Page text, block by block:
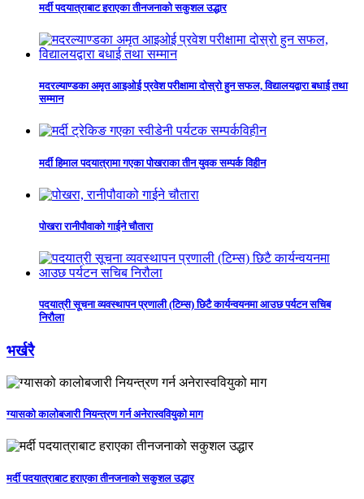
मर्दी पदयात्राबाट हराएका तीनजनाको सकुशल उद्धार
मदरल्याण्डका अमृत आइओई प्रवेश परीक्षामा दोस्रो हुन सफल, विद्यालयद्वारा बधाई तथा
सम्मान
मर्दी हिमाल पदयात्रामा गएका पोखराका तीन युवक सम्पर्क विहीन
पोखरा रानीपौवाको गाईने चौतारा
पदयात्री सूचना व्यवस्थापन प्रणाली (टिम्स) छिटै कार्यन्वयनमा आउछ पर्यटन सचिब
निरौला
भर्खरै
ग्यासको कालोबजारी नियन्त्रण गर्न अनेरास्ववियुको माग
मर्दी पदयात्राबाट हराएका तीनजनाको सकुशल उद्धार